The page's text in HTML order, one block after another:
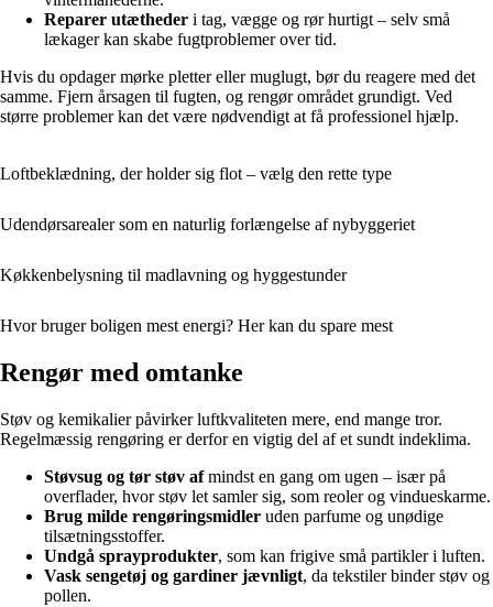
Reparer utætheder i tag, vægge og rør hurtigt – selv små
lækager kan skabe fugtproblemer over tid.
Hvis du opdager mørke pletter eller muglugt, bør du reagere med det
samme. Fjern årsagen til fugten, og rengør området grundigt. Ved
større problemer kan det være nødvendigt at få professionel hjælp.
Loftbeklædning, der holder sig flot – vælg den rette type
Udendørsarealer som en naturlig forlængelse af nybyggeriet
Køkkenbelysning til madlavning og hyggestunder
Hvor bruger boligen mest energi? Her kan du spare mest
Rengør med omtanke
Støv og kemikalier påvirker luftkvaliteten mere, end mange tror.
Regelmæssig rengøring er derfor en vigtig del af et sundt indeklima.
Støvsug og tør støv afmindst en gang om ugen – især på
overflader, hvor støv let samler sig, som reoler og vindueskarme.
Brug milde rengøringsmidler uden parfume og unødige
tilsætningsstoffer.
Undgå sprayprodukter, som kan frigive små partikler i luften.
Vask sengetøj og gardiner jævnligt, da tekstiler binder støv og
pollen.